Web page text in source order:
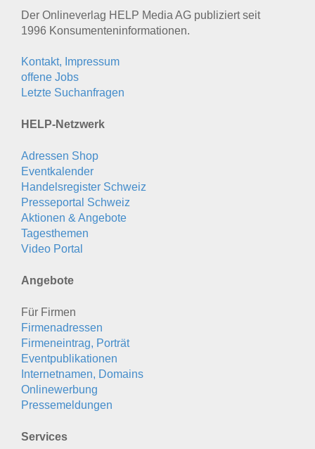
Der Onlineverlag HELP Media AG publiziert seit
1996 Konsumenten­informationen.
Kontakt, Impressum
offene Jobs
Letzte Suchanfragen
HELP-Netzwerk
Adressen Shop
Eventkalender
Handelsregister Schweiz
Presseportal Schweiz
Aktionen & Angebote
Tagesthemen
Video Portal
Angebote
Für Firmen
Firmenadressen
Firmeneintrag, Porträt
Eventpublikationen
Internetnamen, Domains
Onlinewerbung
Pressemeldungen
Services